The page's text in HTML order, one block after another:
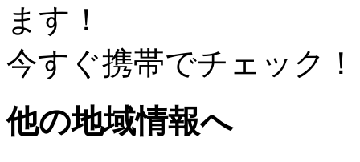
ます！
今すぐ携帯でチェック！
他の地域情報へ